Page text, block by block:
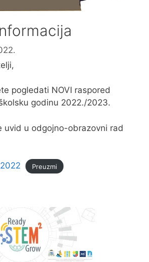
pogledati NOVI raspored
godinu 2022./2023.
uvid u odgojno-obrazovni rad
Preuzmi